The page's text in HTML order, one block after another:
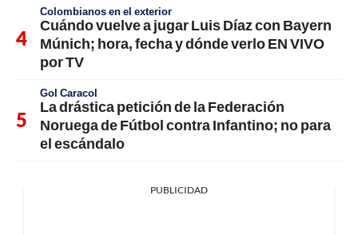
Colombianos en el exterior
Cuándo vuelve a jugar Luis Díaz con Bayern
Múnich; hora, fecha y dónde verlo EN VIVO
por TV
Gol Caracol
La drástica petición de la Federación
Noruega de Fútbol contra Infantino; no para
el escándalo
PUBLICIDAD